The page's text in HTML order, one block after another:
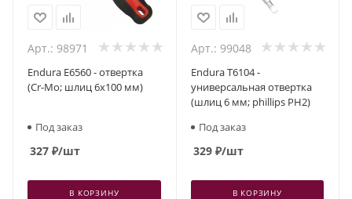
Арт.: 98971
Endura E6560 - отвертка
(Cr-Mo; шлиц 6x100 мм)
Под заказ
327 ₽/шт
В КОРЗИНУ
Арт.: 99048
Endura T6104 -
универсальная отвертка
(шлиц 6 мм; phillips PH2)
Под заказ
329₽/шт
В КОРЗИНУ